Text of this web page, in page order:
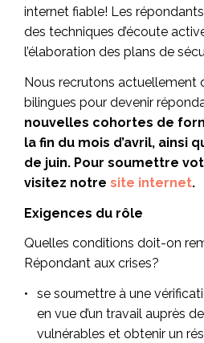
internet fiable! Les
des techniques d’écoute
l’élaboration des plans de
Nous recrutons actuellement
bilingues pour devenir
nouvelles cohortes de
la fin du mois d’avril, ainsi
de juin. Pour soumettre
visitez notre site internet.
Exigences du rôle
Quelles conditions doit-on
Répondant aux crises?
se soumettre à une
en vue d’un travail auprès
vulnérables et obtenir un